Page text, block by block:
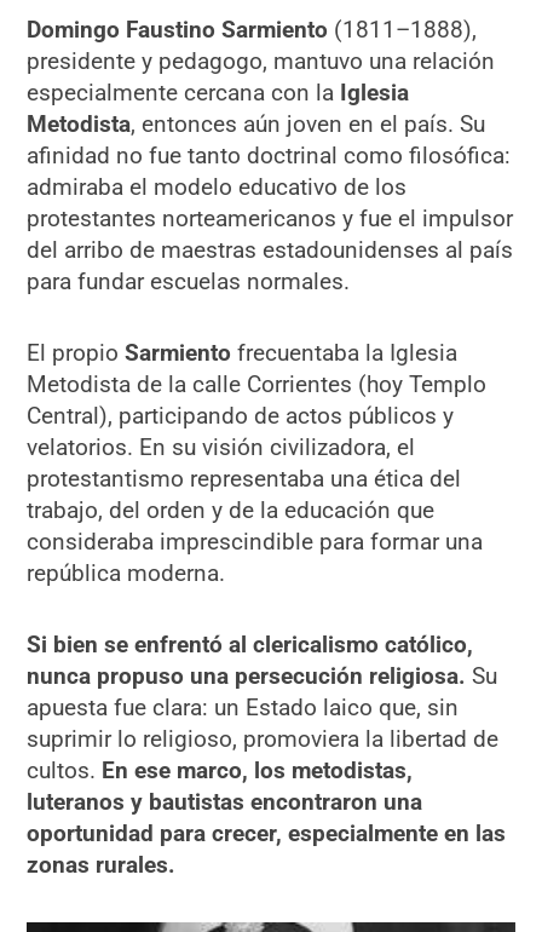
Domingo Faustino Sarmiento (1811–1888),
presidente y pedagogo, mantuvo una relación
especialmente cercana con la Iglesia
Metodista, entonces aún joven en el país. Su
afinidad no fue tanto doctrinal como filosófica:
admiraba el modelo educativo de los
protestantes norteamericanos y fue el impulsor
del arribo de maestras estadounidenses al país
para fundar escuelas normales.
El propioSarmiento frecuentaba la Iglesia
Metodista de la calle Corrientes (hoy Templo
Central), participando de actos públicos y
velatorios. En su visión civilizadora, el
protestantismo representaba una ética del
trabajo, del orden y de la educación que
consideraba imprescindible para formar una
república moderna.
Si bien se enfrentó al clericalismo católico,
nunca propuso una persecución religiosa. Su
apuesta fue clara: un Estado laico que, sin
suprimir lo religioso, promoviera la libertad de
cultos. En ese marco, los metodistas,
luteranos y bautistas encontraron una
oportunidad para crecer, especialmente en las
zonas rurales.